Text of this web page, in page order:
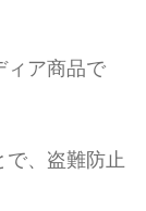
ィア商品で
、盗難防止